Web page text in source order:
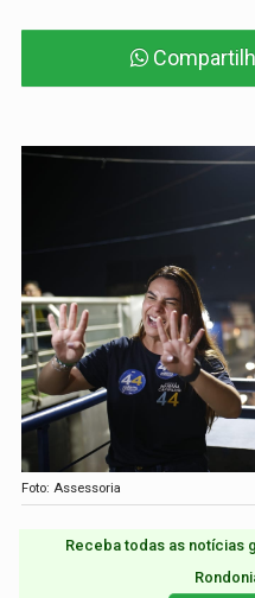
Foto: Assessoria
Receba todas as notícias